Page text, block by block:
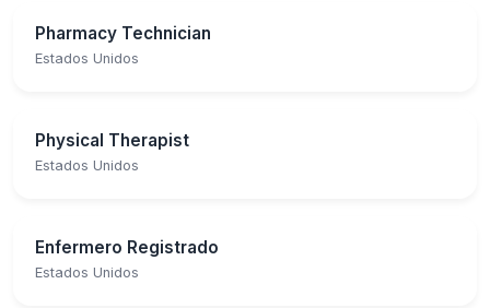
Pharmacy Technician
Estados Unidos
Physical Therapist
Estados Unidos
Enfermero Registrado
Estados Unidos